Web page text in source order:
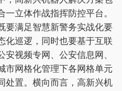
立体作战指挥防控平台。
要满足智慧新警务实战化要
化巡逻，同时也要基于互联
安视频专网、公安信息网、
市网格化管理下各网格单元
处置。横向而言，高新兴机